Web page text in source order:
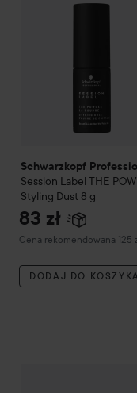
Schwarzkopf
Session Label THE
Styling Dust 8 g
83 zł
Cena rekomendowana 125
Zalecana cena 125 zł
DODAJ DO KOSZYKA